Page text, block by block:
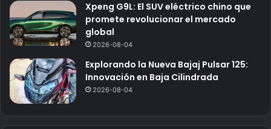
Xpeng G9L: El SUV eléctrico chino que
promete revolucionar el mercado
global
2026-08-04
Explorando la Nueva Bajaj Pulsar 125:
Innovación en Baja Cilindrada
2026-08-04